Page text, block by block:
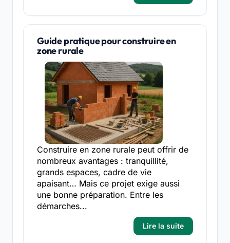
Guide pratique pour construire en
zone rurale
Construire en zone rurale peut offrir de
nombreux avantages : tranquillité,
grands espaces, cadre de vie
apaisant… Mais ce projet exige aussi
une bonne préparation. Entre les
démarches...
Lire la suite